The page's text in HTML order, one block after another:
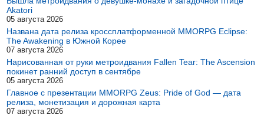
Akatori
05 августа 2026
Названа дата релиза кроссплатформенной MMORPG Eclipse:
The Awakening в Южной Корее
07 августа 2026
Нарисованная от руки метроидвания Fallen Tear: The Ascension
покинет ранний доступ в сентябре
05 августа 2026
Главное с презентации MMORPG Zeus: Pride of God — дата
релиза, монетизация и дорожная карта
07 августа 2026